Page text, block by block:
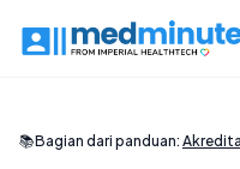
📚Bagian dari panduan: